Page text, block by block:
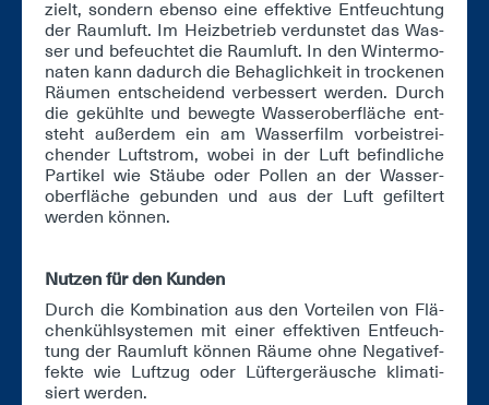
zielt, son­dern eben­so ei­ne ef­fek­ti­ve Ent­feuch­tung
der Raum­luft. Im Heiz­be­trieb ver­duns­tet das Was­
ser und be­feuch­tet die Raum­luft. In den Win­ter­mo­
na­ten kann da­durch die Be­hag­lich­keit in tro­cke­nen
Räu­men ent­schei­dend ver­bes­sert wer­den. Durch
die ge­kühl­te und be­weg­te Was­ser­ober­flä­che ent­
steht au­ßer­dem ein am Was­ser­film vor­bei­st­rei­
chen­der Luft­strom, wo­bei in der Luft be­find­li­che
Par­ti­kel wie Stäu­be oder Pol­len an der Was­ser­
ober­flä­che ge­bun­den und aus der Luft ge­fil­tert
wer­den kön­nen.
Nut­zen für den Kun­den
Durch die Kom­bi­na­ti­on aus den Vor­tei­len von Flä­
chen­kühl­sys­te­men mit ei­ner ef­fek­ti­ven Ent­feuch­
tung der Raum­luft kön­nen Räu­me oh­ne Ne­ga­ti­v­e­f­
fek­te wie Luft­zug oder Lüf­ter­ge­räu­sche kli­ma­ti­
siert wer­den.